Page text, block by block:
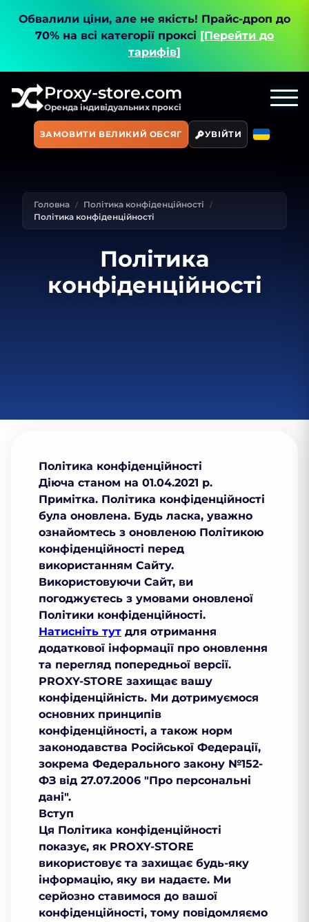
Обвалили ціни, але не якість! Прайс-дроп до
70% на всі категорії проксі [Перейти до
тарифів]
Proxy-store.com
Оренда індивідуальних проксі
ЗАМОВИТИ ВЕЛИКИЙ ОБСЯГ УВІЙТИ
Головна
Політика конфіденційності
Політика конфіденційності
Політика
конфіденційності
Політика конфіденційності
Діюча станом на 01.04.2021 р.
Примітка. Політика конфіденційності
була оновлена. Будь ласка, уважно
ознайомтесь з оновленою Політикою
конфіденційності перед
використанням Сайту.
Використовуючи Сайт, ви
погоджуєтесь з умовами оновленої
Політики конфіденційності.
Натисніть тут для отримання
додаткової інформації про оновлення
та перегляд попередньої версії.
PROXY-STORE захищає вашу
конфіденційність. Ми дотримуємося
основних принципів
конфіденційності, а також норм
законодавства Російської Федерації,
зокрема Федерального закону №152-
ФЗ від 27.07.2006 "Про персональні
дані".
Вступ
Ця Політика конфіденційності
показує, як PROXY-STORE
використовує та захищає будь-яку
інформацію, яку ви надаєте. Ми
серйозно ставимося до вашої
конфіденційності, тому повідомляємо